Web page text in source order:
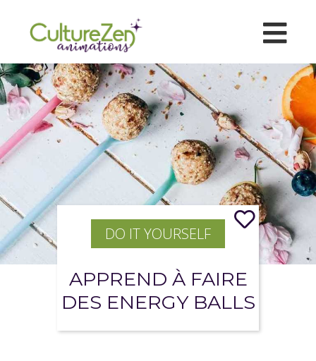
DO IT YOURSELF
APPREND À FAIRE
DES ENERGY BALLS